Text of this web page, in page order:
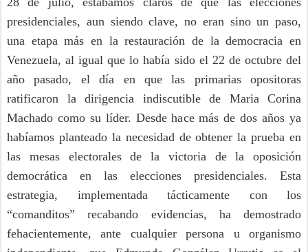
presidenciales, aun siendo clave, no eran sino un paso,
una etapa más en la restauración de la democracia en
Venezuela, al igual que lo había sido el 22 de octubre del
año pasado, el día en que las primarias opositoras
ratificaron la dirigencia indiscutible de Maria Corina
Machado como su líder. Desde hace más de dos años ya
habíamos planteado la necesidad de obtener la prueba en
las mesas electorales de la victoria de la oposición
democrática en las elecciones presidenciales. Esta
estrategia, implementada tácticamente con los
“comanditos” recabando evidencias, ha demostrado
fehacientemente, ante cualquier persona u organismo